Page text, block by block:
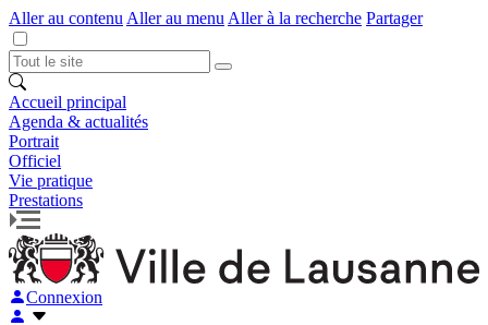
Aller au contenu Aller au menu Aller à la recherche Partager
Accueil principal
Agenda & actualités
Portrait
Officiel
Vie pratique
Prestations
Connexion